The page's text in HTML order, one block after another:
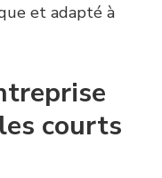
et adapté à
courts